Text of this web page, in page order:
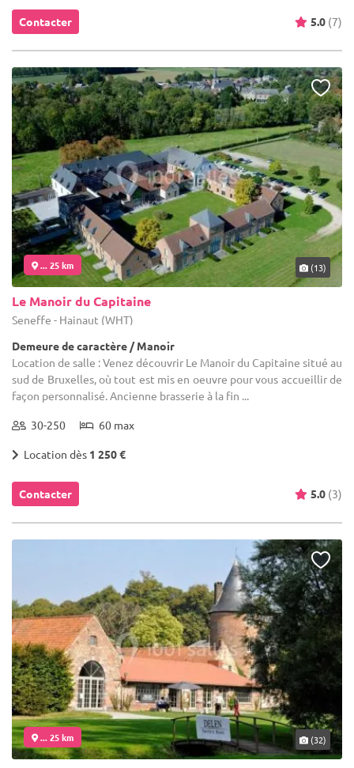
Contacter 5.0 (7)
... 25 km (13)
Le Manoir du Capitaine
Seneffe - Hainaut (WHT)
Demeure de caractère / Manoir
Location de salle : Venez découvrir Le Manoir du Capitaine situé au
sud de Bruxelles, où tout est mis en oeuvre pour vous accueillir de
façon personnalisé. Ancienne brasserie à la fin ...
30-250 60 max
Location dès 1 250 €
Contacter 5.0 (3)
... 25 km (32)